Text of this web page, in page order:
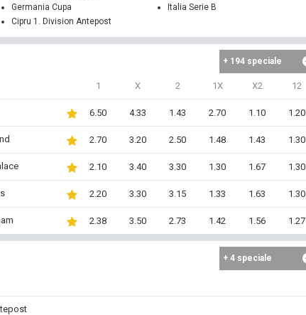
Germania Cupa
Cipru 1. Division Antepost
Italia Serie B
+ 194 speciale
1 X 2 1X X2 12
6.50 4.33 1.43 2.70 1.10 1.20
2.70 3.20 2.50 1.48 1.43 1.30
2.10 3.40 3.30 1.30 1.67 1.30
2.20 3.30 3.15 1.33 1.63 1.30
2.38 3.50 2.73 1.42 1.56 1.27
+ 4 speciale